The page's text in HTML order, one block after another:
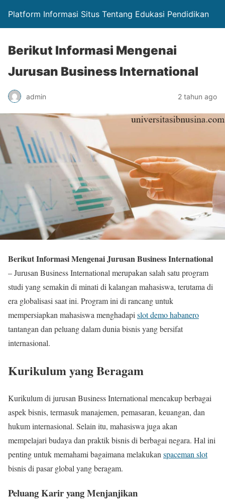
Platform Informasi Situs Tentang Edukasi Pendidikan
Berikut Informasi Mengenai
Jurusan Business International
admin 2 tahun ago
Berikut Informasi Mengenai Jurusan Business International
– Jurusan Business International merupakan salah satu program
studi yang semakin di minati di kalangan mahasiswa, terutama di
era globalisasi saat ini. Program ini di rancang untuk
mempersiapkan mahasiswa menghadapi slot demo habanero
tantangan dan peluang dalam dunia bisnis yang bersifat
internasional.
Kurikulum yang Beragam
Kurikulum di jurusan Business International mencakup berbagai
aspek bisnis, termasuk manajemen, pemasaran, keuangan, dan
hukum internasional. Selain itu, mahasiswa juga akan
mempelajari budaya dan praktik bisnis di berbagai negara. Hal ini
penting untuk memahami bagaimana melakukan spaceman slot
bisnis di pasar global yang beragam.
Peluang Karir yang Menjanjikan